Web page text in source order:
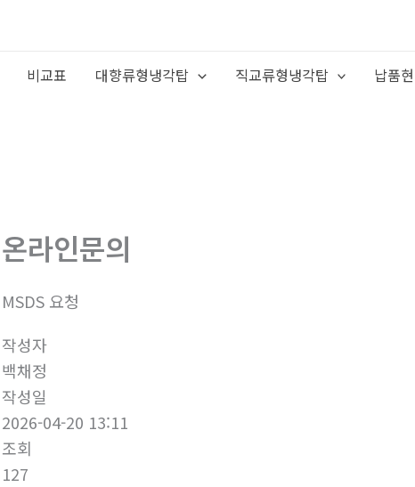
비교표 대향류형냉각탑 직교류형냉각탑 납품
온라인문의
MSDS 요청
작성자
백채정
작성일
2026-04-20 13:11
조회
127